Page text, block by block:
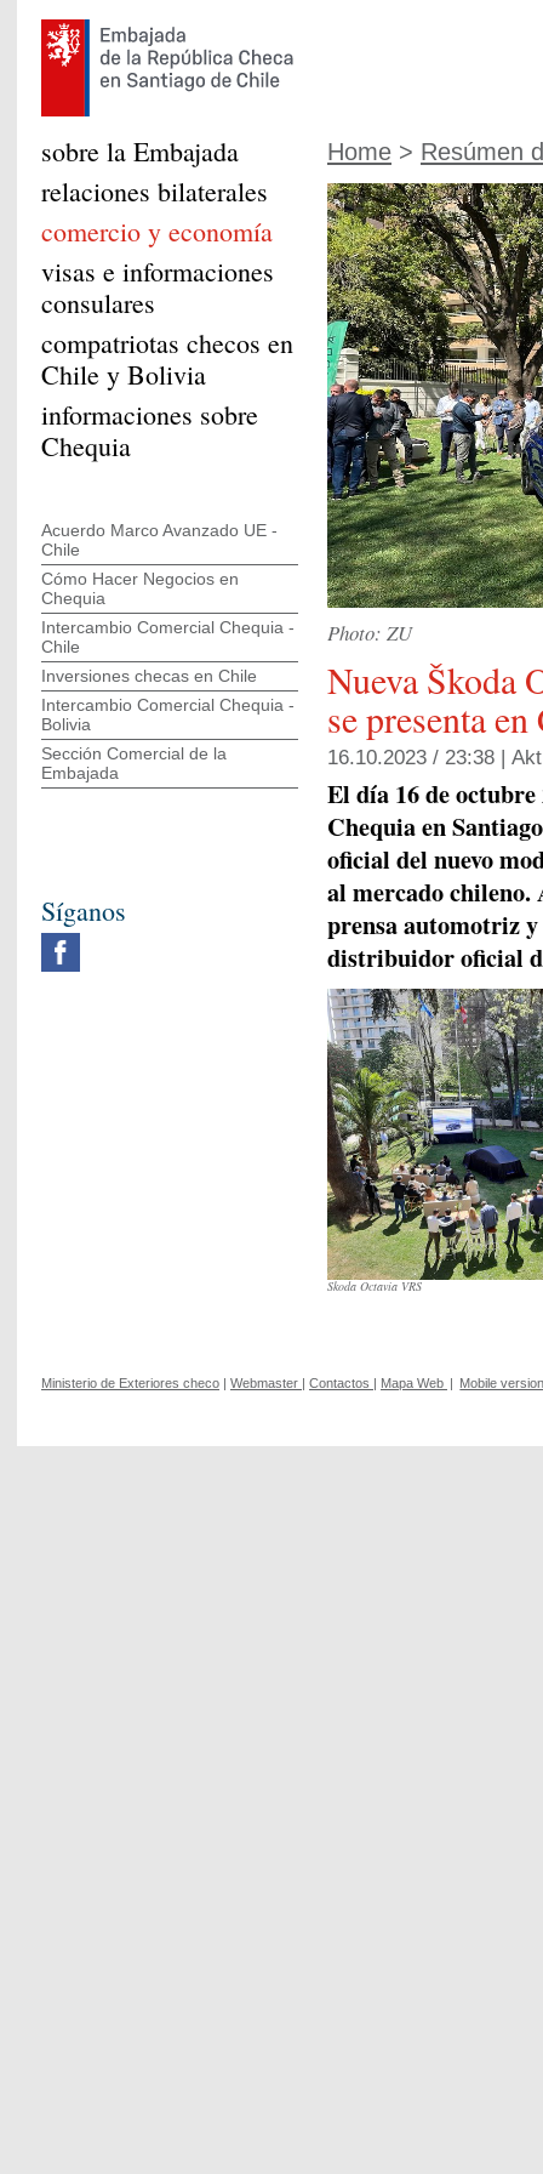
Home > Resúmen
Photo: ZU
Nueva Škoda
se presenta
16.10.2023 / 23:38 |
El día 16 de
Chequia en
oficial del nuevo
al mercado chileno.
prensa automotriz y
distribuidor oficial
Skoda Octavia VRS
sobre la Embajada
relaciones bilaterales
comercio y economía
visas e informaciones
consulares
compatriotas checos en
Chile y Bolivia
informaciones sobre
Chequia
Acuerdo Marco Avanzado UE -
Chile
Cómo Hacer Negocios en
Chequia
Intercambio Comercial Chequia -
Chile
Inversiones checas en Chile
Intercambio Comercial Chequia -
Bolivia
Sección Comercial de la
Embajada
Síganos
Ministerio de Exteriores checo | Webmaster | Contactos | Mapa Web | Mobile